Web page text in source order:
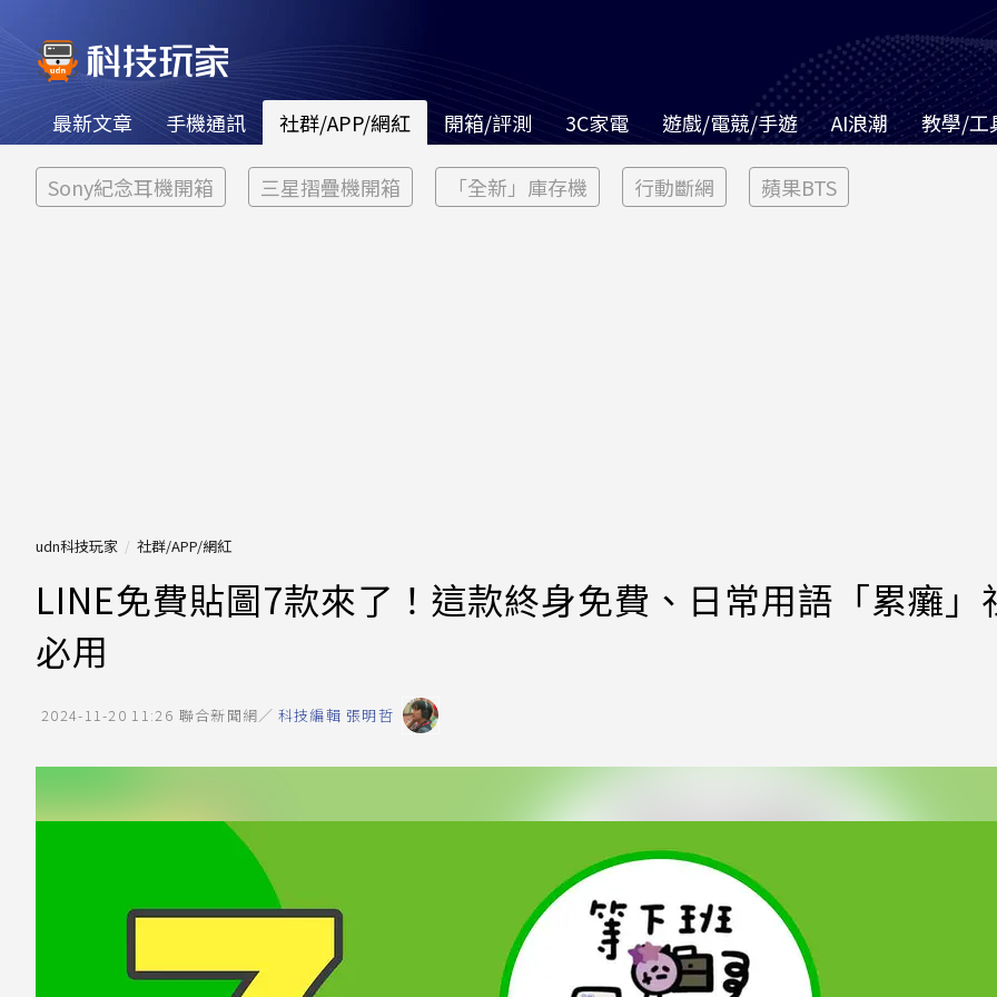
最新文章 手機通訊 社群/APP/網紅 開箱/評測 3C家電 遊戲/電競/手遊 AI浪潮 教學/工
Sony紀念耳機開箱 三星摺疊機開箱 「全新」庫存機 行動斷網 蘋果BTS
udn科技玩家 社群/APP/網紅
LINE免費貼圖7款來了！這款終身免費、日常用語「累癱」
必用
2024-11-20 11:26 聯合新聞網／ 科技編輯 張明哲